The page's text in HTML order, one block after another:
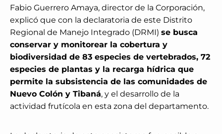
Fabio Guerrero Amaya, director de la Corporación,
explicó que con la declaratoria de este Distrito
Regional de Manejo Integrado (DRMI) se busca
conservar y monitorear la cobertura y
biodiversidad de 83 especies de vertebrados, 72
especies de plantas y la recarga hídrica que
permite la subsistencia de las comunidades de
Nuevo Colón y Tibaná, y el desarrollo de la
actividad frutícola en esta zona del departamento.